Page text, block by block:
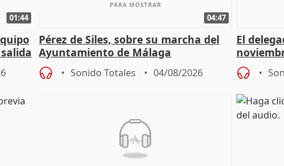
01:44 04:47
Pérez de Siles, sobre su marcha del
Ayuntamiento de Málaga
Sonido Totales 04/08/2026
El
9.810